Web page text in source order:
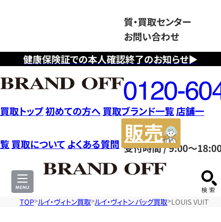
健康保険証での本人確認終了のお知らせ▶
質・買取センター
お問い合わせ
フ
リ
ー
ダ
イ
ヤ
ル
0120604117
受付時間 / 9:00～
買取トップ初めての方へ 買取ブランド一覧店舗一
覧 買取について よくある質問
サ
TOP ルイ・ヴィトン買取 ルイ・ヴィトン バッグ買取 LOUIS